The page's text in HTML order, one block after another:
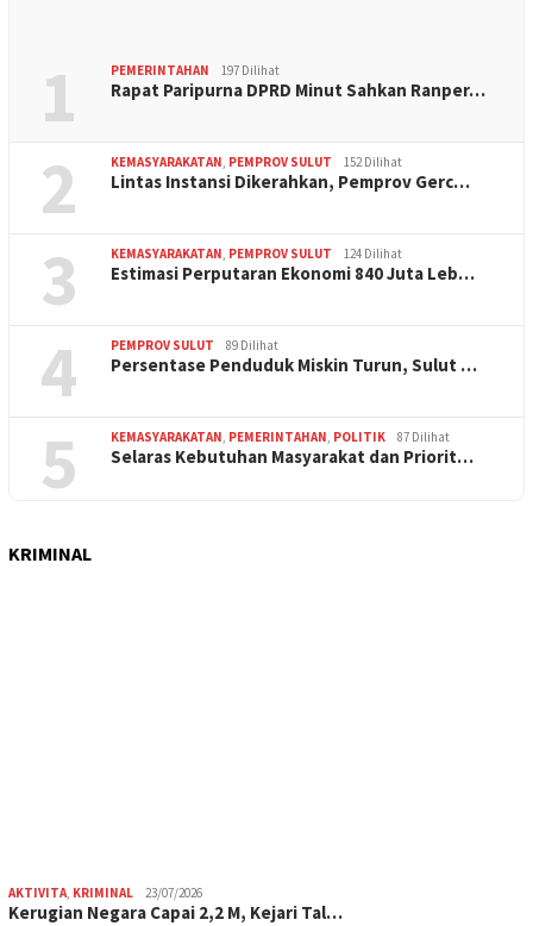
1 PEMERINTAHAN 197 Dilihat
Rapat Paripurna DPRD Minut Sahkan Ranper…
2 KEMASYARAKATAN PEMPROV SULUT 152 Dilihat
Lintas Instansi Dikerahkan, Pemprov Gerc…
3 KEMASYARAKATAN PEMPROV SULUT 124 Dilihat
Estimasi Perputaran Ekonomi 840 Juta Leb…
4 PEMPROV SULUT 89 Dilihat
Persentase Penduduk Miskin Turun, Sulut …
5 KEMASYARAKATAN PEMERINTAHAN POLITIK 87 Dilihat
Selaras Kebutuhan Masyarakat dan Priorit…
KRIMINAL
AKTIVITA KRIMINAL 23/07/2026
Kerugian Negara Capai 2,2 M, Kejari Tal…